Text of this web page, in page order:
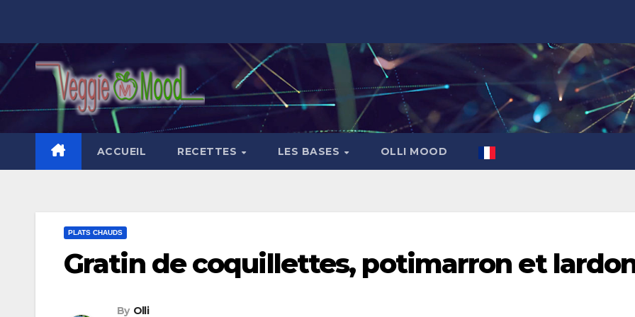
content
ACCUEIL RECETTES LES BASES OLLI MOOD
PLATS CHAUDS
Gratin de coquillettes, potimarron et
By Olli